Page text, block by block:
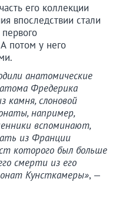
его коллекции
впоследствии стали
потом у него
анатомические
Фредерика
камня, слоновой
например,
вспоминают,
из Франции
которого был больше
смерти из его
Кунсткамеры», —